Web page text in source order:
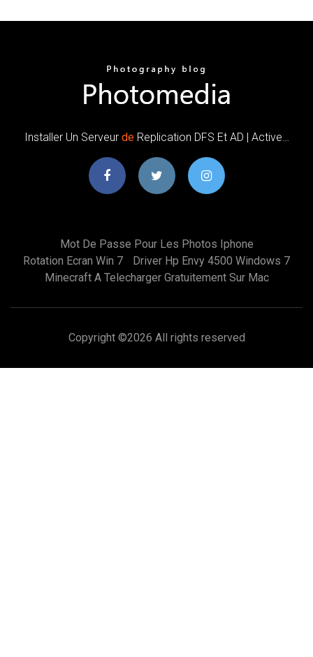
Installer Un Serveur deReplication DFS Et AD | Active…
Mot De Passe Pour Les Photos Iphone
Rotation Ecran Win 7
Driver Hp Envy 4500 Windows 7
Minecraft A Telecharger Gratuitement Sur Mac
Copyright ©2026 All rights reserved